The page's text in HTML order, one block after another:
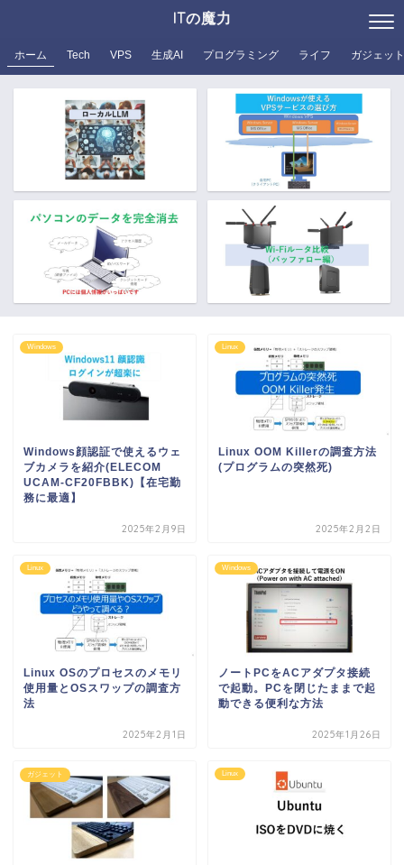
ITの魔力
ホーム Tech VPS 生成AI プログラミング ライフ ガジェット
Windows
Windows顔認証で使えるウェ
ブカメラを紹介(ELECOM
UCAM-CF20FBBK)【在宅勤
務に最適】
2025年2月9日
Linux
Linux OOM Killerの調査方法
(プログラムの突然死)
2025年2月2日
Linux
Linux OSのプロセスのメモリ
使用量とOSスワップの調査方
法
2025年2月1日
Windows
ノートPCをACアダプタ接続
で起動。PCを閉じたままで起
動できる便利な方法
2025年1月26日
ガジェット Linux